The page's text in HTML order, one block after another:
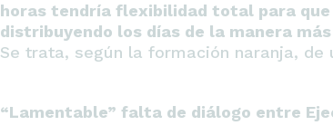
horas tendría flexibilidad total para
distribuyendo los días de la manera
Se trata, según la formación naranja, de
“Lamentable” falta de diálogo entre